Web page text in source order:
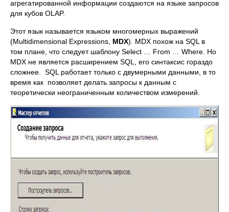
агрегатированной информации создаются на языке запросов
для кубов OLAP.
Этот язык называется языком многомерных выражений
(Multidimensional Expressions, MDX). MDX похож на SQL в
том плане, что следует шаблону Select … From … Where. Но
MDX не является расширением SQL, его синтаксис гораздо
сложнее. SQL работает только с двумерными данными, в то
время как позволяет делать запросы к данным с
теоретически неограниченным количеством измерений.